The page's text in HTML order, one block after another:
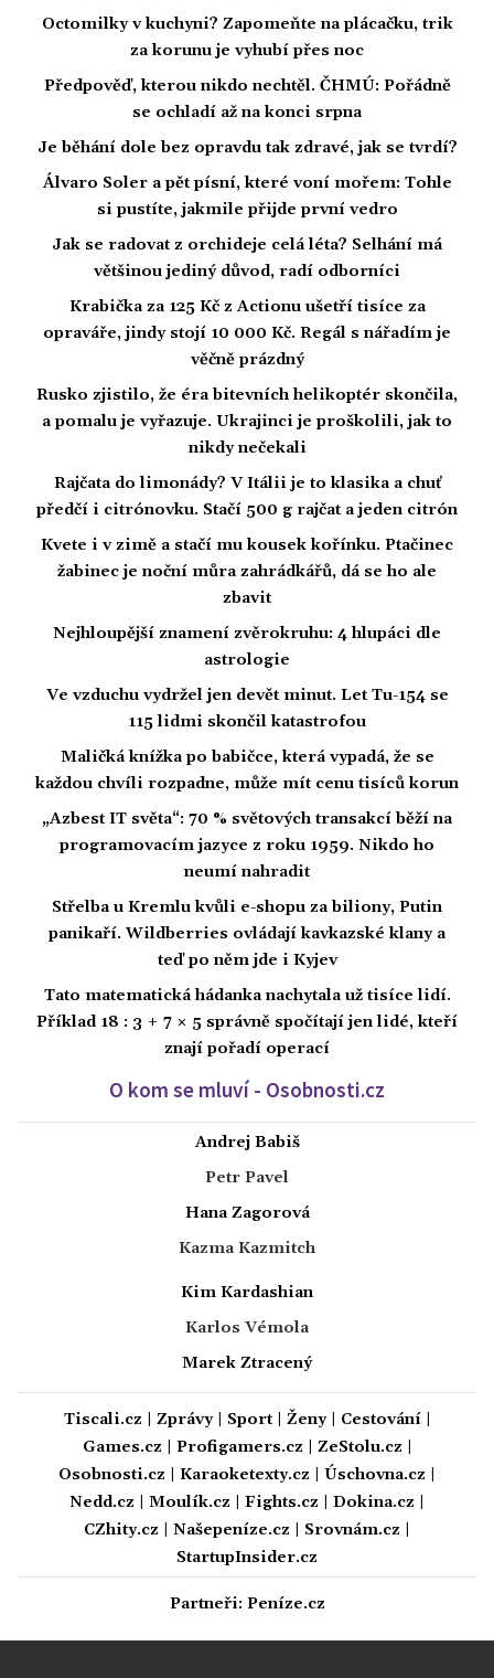
Octomilky v kuchyni? Zapomeňte na plácačku, trik
za korunu je vyhubí přes noc
Předpověď, kterou nikdo nechtěl. ČHMÚ: Pořádně
se ochladí až na konci srpna
Je běhání dole bez opravdu tak zdravé, jak se tvrdí?
Álvaro Soler a pět písní, které voní mořem: Tohle
si pustíte, jakmile přijde první vedro
Jak se radovat z orchideje celá léta? Selhání má
většinou jediný důvod, radí odborníci
Krabička za 125 Kč z Actionu ušetří tisíce za
opraváře, jindy stojí 10 000 Kč. Regál s nářadím je
věčně prázdný
Rusko zjistilo, že éra bitevních helikoptér skončila,
a pomalu je vyřazuje. Ukrajinci je proškolili, jak to
nikdy nečekali
Rajčata do limonády? V Itálii je to klasika a chuť
předčí i citrónovku. Stačí 500 g rajčat a jeden citrón
Kvete i v zimě a stačí mu kousek kořínku. Ptačinec
žabinec je noční můra zahrádkářů, dá se ho ale
zbavit
Nejhloupější znamení zvěrokruhu: 4 hlupáci dle
astrologie
Ve vzduchu vydržel jen devět minut. Let Tu-154 se
115 lidmi skončil katastrofou
Maličká knížka po babičce, která vypadá, že se
každou chvíli rozpadne, může mít cenu tisíců korun
„Azbest IT světa“: 70 % světových transakcí běží na
programovacím jazyce z roku 1959. Nikdo ho
neumí nahradit
Střelba u Kremlu kvůli e-shopu za biliony, Putin
panikaří. Wildberries ovládají kavkazské klany a
teď po něm jde i Kyjev
Tato matematická hádanka nachytala už tisíce lidí.
Příklad 18 : 3 + 7 × 5 správně spočítají jen lidé, kteří
znají pořadí operací
O kom se mluví - Osobnosti.cz
Andrej Babiš
Petr Pavel
Hana Zagorová
Kazma Kazmitch
Kim Kardashian
Karlos Vémola
Marek Ztracený
Tiscali.cz Zprávy| Sport| Ženy| Cestování|
Games.cz
Profigamers.cz ZeStolu.cz
Osobnosti.cz
Karaoketexty.cz Úschovna.cz
Nedd.cz
Moulík.cz Fights.cz Dokina.cz
CZhity.cz
Našepeníze.cz Srovnám.cz
StartupInsider.cz
Partneři: Peníze.cz